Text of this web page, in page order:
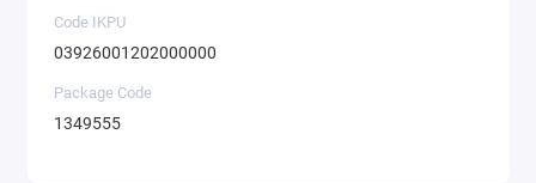
Code IKPU
03926001202000000
Package Code
1349555